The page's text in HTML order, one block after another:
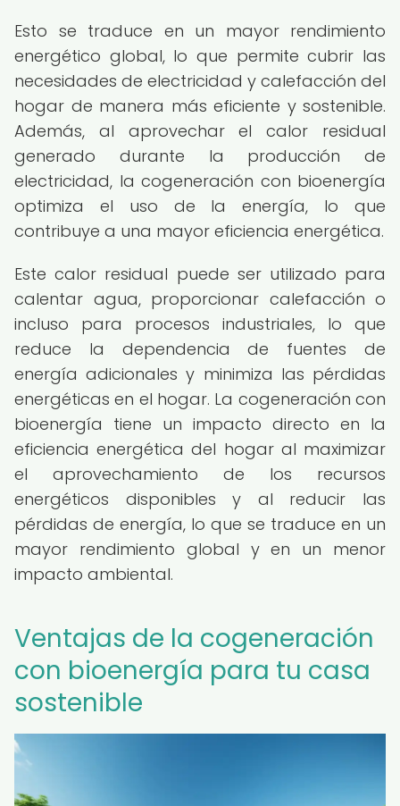
Esto se traduce en un mayor rendimiento
energético global, lo que permite cubrir las
necesidades de electricidad y calefacción del
hogar de manera más eficiente y sostenible.
Además, al aprovechar el calor residual
generado durante la producción de
electricidad, la cogeneración con bioenergía
optimiza el uso de la energía, lo que
contribuye a una mayor eficiencia energética.
Este calor residual puede ser utilizado para
calentar agua, proporcionar calefacción o
incluso para procesos industriales, lo que
reduce la dependencia de fuentes de
energía adicionales y minimiza las pérdidas
energéticas en el hogar. La cogeneración con
bioenergía tiene un impacto directo en la
eficiencia energética del hogar al maximizar
el aprovechamiento de los recursos
energéticos disponibles y al reducir las
pérdidas de energía, lo que se traduce en un
mayor rendimiento global y en un menor
impacto ambiental.
Ventajas de la cogeneración
con bioenergía para tu casa
sostenible